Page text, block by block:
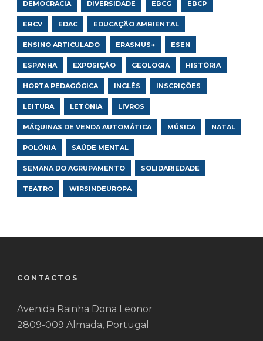
DEMOCRACIA DIVERSIDADE EBCG EBCP
EBCV EDAC EDUCAÇÃO AMBIENTAL
ENSINO ARTICULADO ERASMUS+ ESEN
ESPANHA EXPOSIÇÃO GEOLOGIA HISTÓRIA
HORTA PEDAGÓGICA INGLÊS INSCRIÇÕES
LEITURA LETÓNIA LIVROS
MÁQUINAS DE VENDA AUTOMÁTICA MÚSICA NATAL
POLÓNIA SAÚDE MENTAL
SEMANA DO AGRUPAMENTO SOLIDARIEDADE
TEATRO WIRSINDEUROPA
CONTACTOS
Avenida Rainha Dona Leonor
2809-009 Almada, Portugal